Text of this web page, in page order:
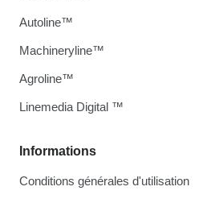
Informations
Conditions générales d'utilisation
Autoline™
Machineryline™
Agroline™
Linemedia Digital ™